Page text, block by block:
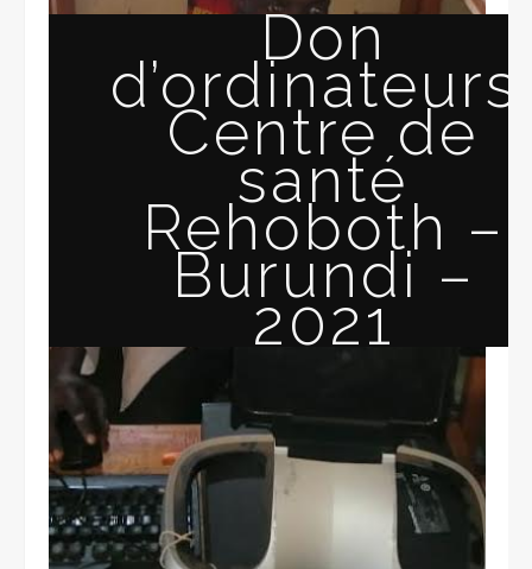
Don
Centre de
santé
Rehoboth –
Burundi –
2021